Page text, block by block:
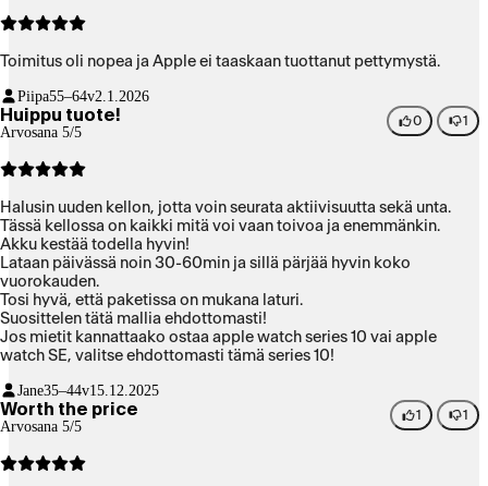
Toimitus oli nopea ja Apple ei taaskaan tuottanut pettymystä.
Piipa55–64v2.1.2026
Huippu tuote!
Arvosana 5/5
0 1
Halusin uuden kellon, jotta voin seurata aktiivisuutta sekä unta.
Tässä kellossa on kaikki mitä voi vaan toivoa ja enemmänkin.
Akku kestää todella hyvin!
Lataan päivässä noin 30-60min ja sillä pärjää hyvin koko
vuorokauden.
Tosi hyvä, että paketissa on mukana laturi.
Suosittelen tätä mallia ehdottomasti!
Jos mietit kannattaako ostaa apple watch series 10 vai apple
watch SE, valitse ehdottomasti tämä series 10!
Jane35–44v15.12.2025
Worth the price
Arvosana 5/5
1 1